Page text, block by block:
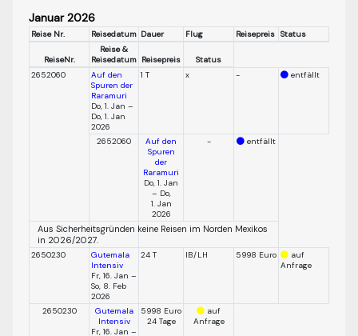
Januar 2026
Reise Nr. Reisedatum Dauer Flug Reisepreis Status
ReiseNr.
Reise &
Reisedatum Reisepreis
Status
2652060
Auf den
Spuren der
Raramuri
Do, 1. Jan –
Do, 1. Jan
2026
1 T x - entfällt
2652060
Auf den
Spuren
der
Raramuri
Do, 1. Jan
– Do,
1. Jan
2026
- entfällt
Aus Sicherheitsgründen keine Reisen im Norden Mexikos
in 2026/2027.
2650230
Gutemala
Intensiv
Fr, 16. Jan –
So, 8. Feb
2026
24 T IB/LH 5998 Euro
auf
Anfrage
2650230
Gutemala
Intensiv
Fr, 16. Jan –
5998 Euro
24 Tage
auf
Anfrage